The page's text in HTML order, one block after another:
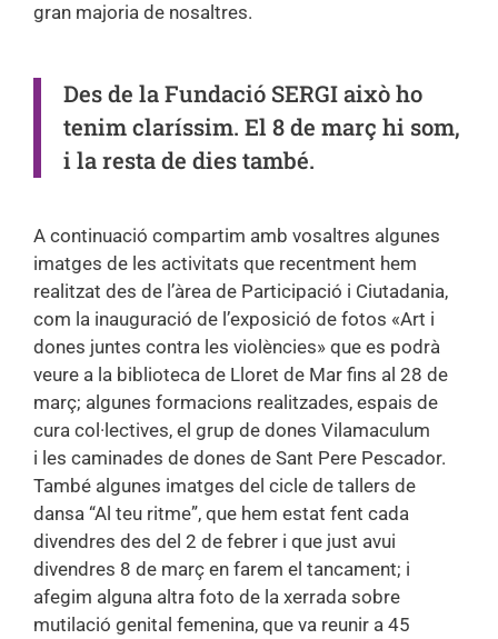
gran majoria de nosaltres.
Des de la Fundació SERGI això ho
tenim claríssim. El 8 de març hi som,
i la resta de dies també.
A continuació compartim amb vosaltres algunes
imatges de les activitats que recentment hem
realitzat des de l’àrea de Participació i Ciutadania,
com la inauguració de l’exposició de fotos «Art i
dones juntes contra les violències» que es podrà
veure a la biblioteca de Lloret de Mar fins al 28 de
març; algunes formacions realitzades, espais de
cura col·lectives, el grup de dones Vilamaculum
i les caminades de dones de Sant Pere Pescador.
També algunes imatges del cicle de tallers de
dansa “Al teu ritme”, que hem estat fent cada
divendres des del 2 de febrer i que just avui
divendres 8 de març en farem el tancament; i
afegim alguna altra foto de la xerrada sobre
mutilació genital femenina, que va reunir a 45